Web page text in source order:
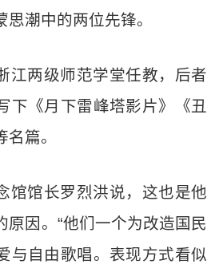
潮中的两位先锋。
江两级师范学堂任教，后者
下《月下雷峰塔影片》《丑
篇。
馆馆长罗烈洪说，这也是他
原因。“他们一个为改造国民
与自由歌唱。表现方式看似